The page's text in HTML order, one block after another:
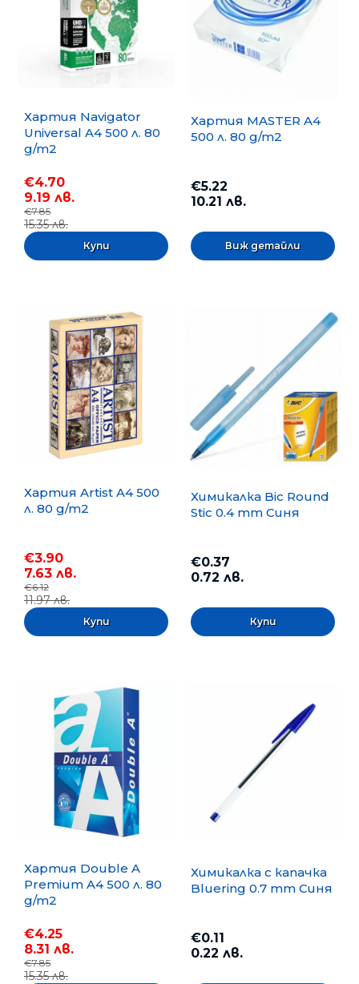
Хартия Navigator
Universal A4 500 л. 80
g/m2
€4.70
9.19 лв.
€7.85
15.35 лв.
Хартия MASTER A4
500 л. 80 g/m2
€5.22
10.21 лв.
Виж детайли
Хартия Artist A4 500
л. 80 g/m2
€3.90
7.63 лв.
€6.12
11.97 лв.
Химикалка Bic Round
Stic 0.4 mm Синя
€0.37
0.72 лв.
Хартия Double A
Premium A4 500 л. 80
g/m2
€4.25
8.31 лв.
€7.85
15.35 лв.
Химикалка с капачка
Bluering 0.7 mm Синя
€0.11
0.22 лв.